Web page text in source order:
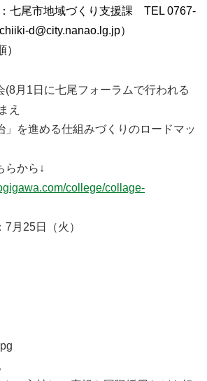
七尾市地域づくり支援課 TEL 0767-
-d@city.nanao.lg.jp）
(8月1日に七尾フォーラムで行われる
え
」を進める仕組みづくりのロードマッ
らから↓
college/collage-
月25日（火）